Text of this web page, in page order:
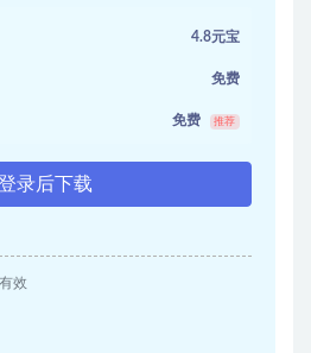
4.8元宝
免费
免费 推荐
录后下载
效